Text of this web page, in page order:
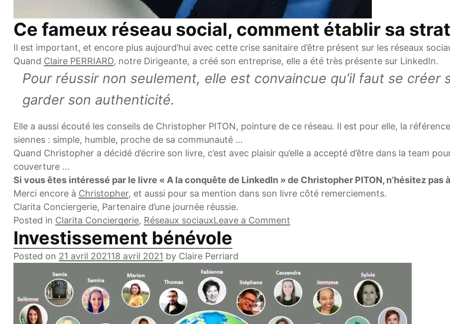
Ce fameux réseau social, comment établir sa
Il est important, et encore plus aujourd’hui avec cette crise sanitaire d’être présent sur les réseaux
Quand Claire PERRIARD, notre Dirigeante, a créé son entreprise, elle a été très présente sur LinkedIn.
Pour réussir non seulement, elle est convaincue qu’il faut se créer
garder son authenticité.
Elle a aussi écouté les conseils de Christopher PITON, pointure de ce réseau. Il est pour elle, la
siennes : simple, humble, proche de sa communauté …
Quand Christopher a décidé d’écrire son livre, c’est avec plaisir qu’elle a accepté d’être dans la team
couverture …
Si vous êtes intéressé par le livre « A la conquête de LinkedIn » de Christopher PITON, n’hésitez pas
Merci encore à Christopher, et aussi pour sa mention dans son livre côté remerciements.
Clarita Conciergerie, Partenaire d’une journée réussie.
Posted in Clarita Conciergerie, Réseaux sociauxLeave a Comment
Investissement bénévole
Posted on 21 avril 202118 avril 2021 by Claire Perriard